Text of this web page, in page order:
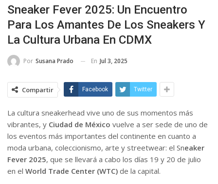
Sneaker Fever 2025: Un Encuentro
Para Los Amantes De Los Sneakers Y
La Cultura Urbana En CDMX
Por Susana Prado En Jul 3, 2025
Compartir Facebook Twitter
La cultura sneakerhead vive uno de sus momentos más
vibrantes, y Ciudad de México vuelve a ser sede de uno de
los eventos más importantes del continente en cuanto a
moda urbana, coleccionismo, arte y streetwear: el Sneaker
Fever 2025, que se llevará a cabo los días 19 y 20 de julio
en el World Trade Center (WTC) de la capital.